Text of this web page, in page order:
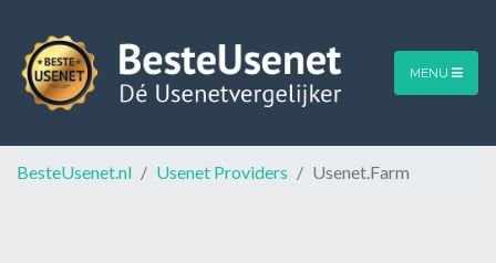
MENU
BesteUsenet.nl Usenet Providers Usenet.Farm